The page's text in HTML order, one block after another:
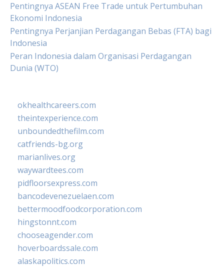
Pentingnya ASEAN Free Trade untuk Pertumbuhan
Ekonomi Indonesia
Pentingnya Perjanjian Perdagangan Bebas (FTA) bagi
Indonesia
Peran Indonesia dalam Organisasi Perdagangan
Dunia (WTO)
okhealthcareers.com
theintexperience.com
unboundedthefilm.com
catfriends-bg.org
marianlives.org
waywardtees.com
pidfloorsexpress.com
bancodevenezuelaen.com
bettermoodfoodcorporation.com
hingstonnt.com
chooseagender.com
hoverboardssale.com
alaskapolitics.com